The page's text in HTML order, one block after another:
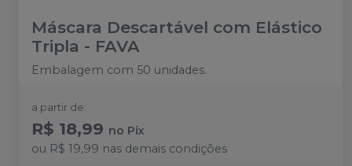
Máscara Descartável com Elástico
Tripla - FAVA
Embalagem com 50 unidades.
a partir de:
R$ 18,99 no Pix
ou R$ 19,99 nas demais condições